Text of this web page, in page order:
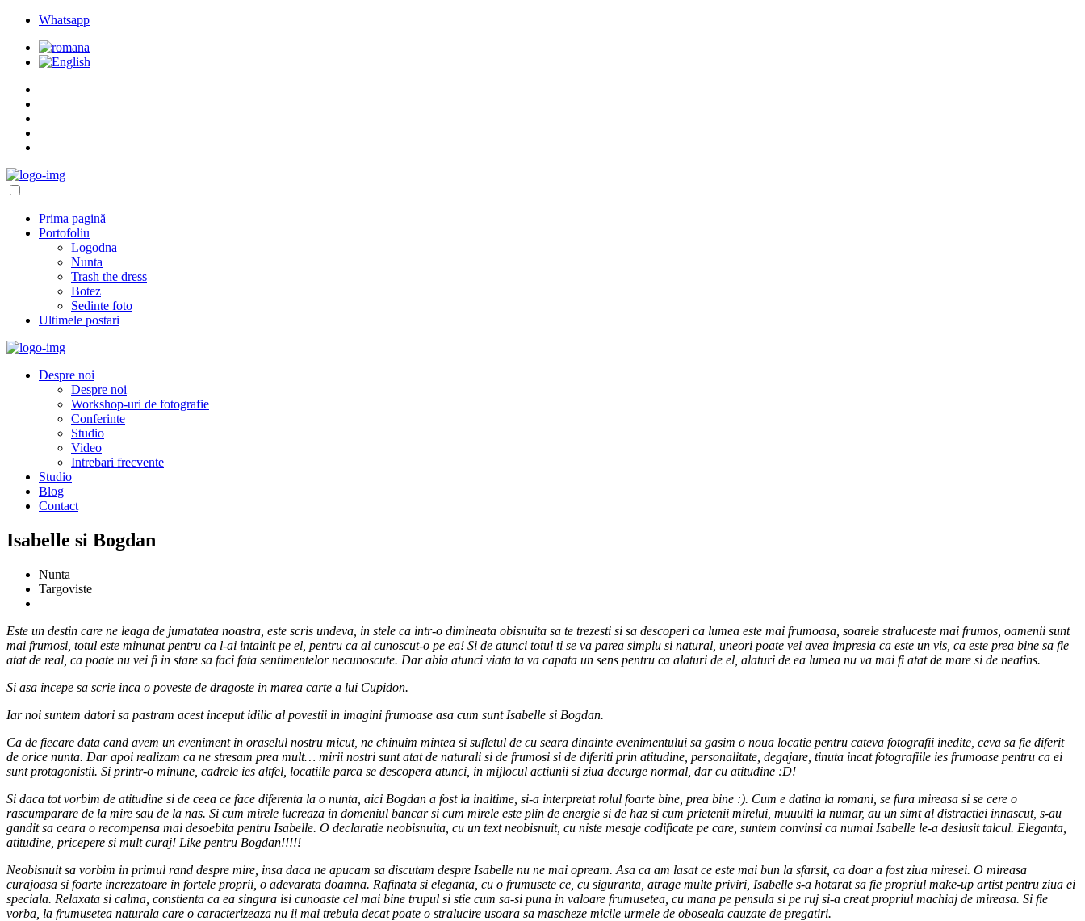
Whatsapp
Prima pagină
Portofoliu
Logodna
Nunta
Trash the dress
Botez
Sedinte foto
Ultimele postari
Despre noi
Despre noi
Workshop-uri de fotografie
Conferinte
Studio
Video
Intrebari frecvente
Studio
Blog
Contact
Isabelle si Bogdan
Nunta
Targoviste
Este un destin care ne leaga de jumatatea noastra, este scris undeva, in stele ca intr-o dimineata obisnuita sa te trezesti si sa descoperi ca lumea este mai frumoasa, soarele straluceste mai frumos, oamenii sunt
mai frumosi, totul este minunat pentru ca l-ai intalnit pe el, pentru ca ai cunoscut-o pe ea! Si de atunci totul ti se va parea simplu si natural, uneori poate vei avea impresia ca este un vis, ca este prea bine sa fie
atat de real, ca poate nu vei fi in stare sa faci fata sentimentelor necunoscute. Dar abia atunci viata ta va capata un sens pentru ca alaturi de el, alaturi de ea lumea nu va mai fi atat de mare si de neatins.
Si asa incepe sa scrie inca o poveste de dragoste in marea carte a lui Cupidon.
Iar noi suntem datori sa pastram acest inceput idilic al povestii in imagini frumoase asa cum sunt Isabelle si Bogdan.
Ca de fiecare data cand avem un eveniment in oraselul nostru micut, ne chinuim mintea si sufletul de cu seara dinainte evenimentului sa gasim o noua locatie pentru cateva fotografii inedite, ceva sa fie diferit
de orice nunta. Dar apoi realizam ca ne stresam prea mult… mirii nostri sunt atat de naturali si de frumosi si de diferiti prin atitudine, personalitate, degajare, tinuta incat fotografiile ies frumoase pentru ca ei
sunt protagonistii. Si printr-o minune, cadrele ies altfel, locatiile parca se descopera atunci, in mijlocul actiunii si ziua decurge normal, dar cu atitudine :D!
Si daca tot vorbim de atitudine si de ceea ce face diferenta la o nunta, aici Bogdan a fost la inaltime, si-a interpretat rolul foarte bine, prea bine :). Cum e datina la romani, se fura mireasa si se cere o
rascumparare de la mire sau de la nas. Si cum mirele lucreaza in domeniul bancar si cum mirele este plin de energie si de haz si cum prietenii mirelui, muuulti la numar, au un simt al distractiei innascut, s-au
gandit sa ceara o recompensa mai desoebita pentru Isabelle. O declaratie neobisnuita, cu un text neobisnuit, cu niste mesaje codificate pe care, suntem convinsi ca numai Isabelle le-a deslusit talcul. Eleganta,
atitudine, pricepere si mult curaj! Like pentru Bogdan!!!!!
Neobisnuit sa vorbim in primul rand despre mire, insa daca ne apucam sa discutam despre Isabelle nu ne mai opream. Asa ca am lasat ce este mai bun la sfarsit, ca doar a fost ziua miresei. O mireasa
curajoasa si foarte increzatoare in fortele proprii, o adevarata doamna. Rafinata si eleganta, cu o frumusete ce, cu siguranta, atrage multe priviri, Isabelle s-a hotarat sa fie propriul make-up artist pentru ziua ei
speciala. Relaxata si calma, constienta ca ea singura isi cunoaste cel mai bine trupul si stie cum sa-si puna in valoare frumusetea, cu mana pe pensula si pe ruj si-a creat propriul machiaj de mireasa. Si fie
vorba, la frumusetea naturala care o caracterizeaza nu ii mai trebuia decat poate o stralucire usoara sa mascheze micile urmele de oboseala cauzate de pregatiri.